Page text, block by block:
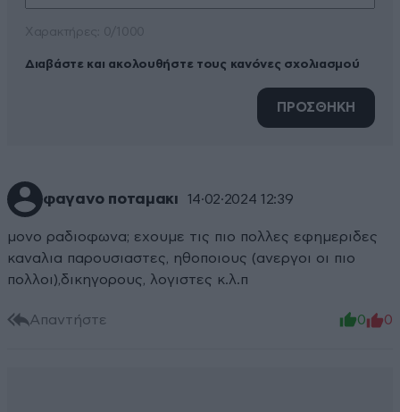
Διαβάστε και ακολουθήστε τους κανόνες σχολιασμού
ΠΡΟΣΘΗΚΗ
φαγανο ποταμακι 14·02·2024 12:39
μονο ραδιοφωνα; εχουμε τις πιο πολλες εφημεριδες
καναλια παρουσιαστες, ηθοποιους (ανεργοι οι πιο
πολλοι),δικηγορους, λογιστες κ.λ.π
Απαντήστε 0 0